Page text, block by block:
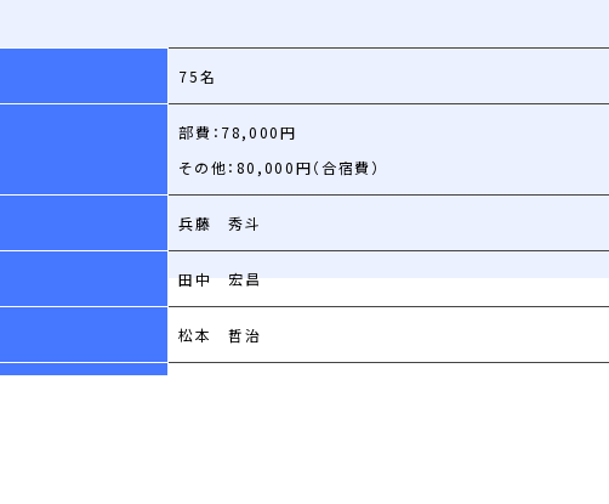
75名
部費：78,000円
その他：80,000円（合宿費）
兵藤 秀斗
田中 宏昌
松本 哲治